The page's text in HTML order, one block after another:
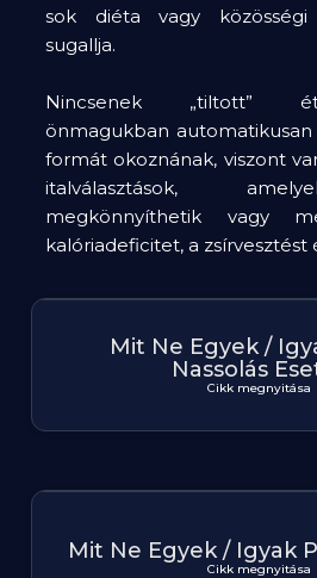
sok diéta vagy
sugallja.
Nincsenek „tiltott”
önmagukban automatikusan
formát okoznának, viszont
italválasztások,
megkönnyíthetik vagy
kalóriadeficitet, a zsírvesztést
Mit Ne Egyek /
Nassolás
Cikk megnyitása
Mit Ne Egyek / Igyak
Cikk megnyitása